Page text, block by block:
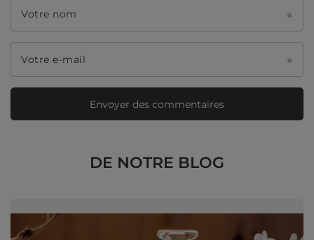
Votre nom
Votre e-mail
Envoyer des commentaires
DE NOTRE BLOG